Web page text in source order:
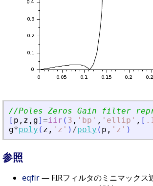
//Poles Zeros Gain filter
[ p , z , g] =iir ( 3 , ' bp ' , ' ellip ' , [
g*poly ( z , ' z ' ) /poly ( p , ' z ' )
参照
eqfir— FIRフィルタのミニマックス